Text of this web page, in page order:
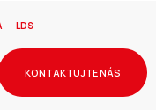
LDS
KONTAKTUJTE NÁS